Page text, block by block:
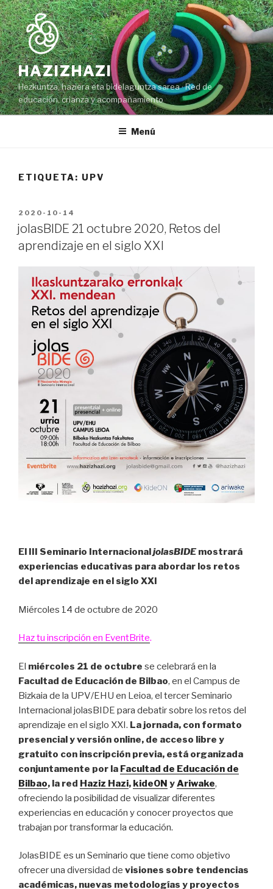
Ir
al
contenido
HAZIZHAZI
Hezkuntza, haziera eta bidelaguntza sarea · Red de
educación, crianza y acompañamiento
Menú
ETIQUETA: UPV
PUBLICADO
EN
2020-10-14
jolasBIDE 21 octubre 2020, Retos del
aprendizaje en el siglo XXI
El III Seminario InternacionaljolasBIDEmostrará
experiencias educativas para abordar los retos
del aprendizaje en el siglo XXI
Miércoles 14 de octubre de 2020
Haz tu inscripción en EventBrite.
El miércoles 21 de octubre se celebrará en la
Facultad de Educación de Bilbao, en el Campus de
Bizkaia de la UPV/EHU en Leioa, el tercer Seminario
Internacional jolasBIDE para debatir sobre los retos del
aprendizaje en el siglo XXI. La jornada, con formato
presencial y versión online, de acceso libre y
gratuito con inscripción previa, está organizada
conjuntamente por la Facultad de Educación de
Bilbao, la red Haziz Hazi, kideON yAriwake,
ofreciendo la posibilidad de visualizar diferentes
experiencias en educación y conocer proyectos que
trabajan por transformar la educación.
JolasBIDE es un Seminario que tiene como objetivo
ofrecer una diversidad de visiones sobre tendencias
académicas, nuevas metodologías y proyectos